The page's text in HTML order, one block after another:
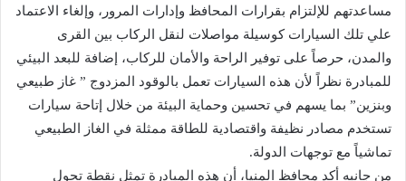
مساعدتهم للإلتزام بقرارات المحافظ وإدارات المرور، وإلغاء الاعتماد
علي تلك السيارات كوسيلة مواصلات لنقل الركاب بين القرى
والمدن، حرصاً على توفير الراحة والأمان للركاب، إضافة للبعد البيئي
للمبادرة نظراً لأن هذه السيارات تعمل بالوقود المزدوج ” غاز طبيعي
وبنزين” بما يسهم في تحسين وحماية البيئة من خلال إتاحة سيارات
تستخدم مصادر نظيفة واقتصادية للطاقة ممثلة في الغاز الطبيعي
تماشياً مع توجهات الدولة.
من جانبه أكد محافظ المنيا، أن هذه المبادرة تمثل نقطة تحول